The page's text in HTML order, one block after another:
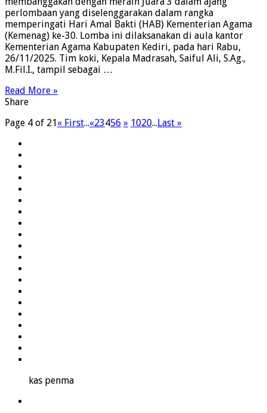
perlombaan yang diselenggarakan dalam rangka
memperingati Hari Amal Bakti (HAB) Kementerian Agama
(Kemenag) ke-30. Lomba ini dilaksanakan di aula kantor
Kementerian Agama Kabupaten Kediri, pada hari Rabu,
26/11/2025. Tim koki, Kepala Madrasah, Saiful Ali, S.Ag.,
M.Fil.I., tampil sebagai …
Read More »
Share
Page 4 of 21« First...«23456 » 1020...Last »
kas penma